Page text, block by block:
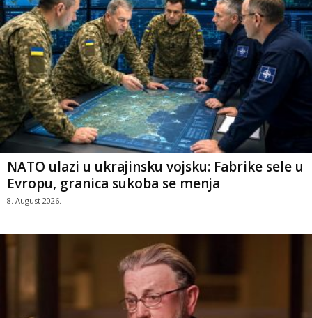
NATO ulazi u ukrajinsku vojsku: Fabrike sele u
Evropu, granica sukoba se menja
8. August 2026.